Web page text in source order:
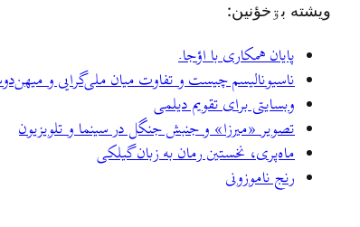
ويشته بۊخؤنين:
پایان همکاری با اؤجا.
ناسیونالیسم چیست و تفاوت میان ملی‌گرایی و
وبسایتی برای تقویم دیلمی
تصویر «میرزا» و جنبش جنگل در سینما و تلویزیون
ماه‌پری، نخستین رمان به زبان گیلکی
رنج ناموزونی